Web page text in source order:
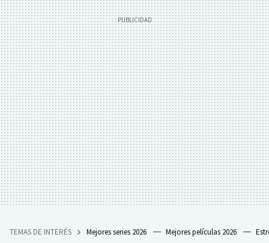
TEMAS DE INTERÉS Mejores series 2026 Mejores películas 2026